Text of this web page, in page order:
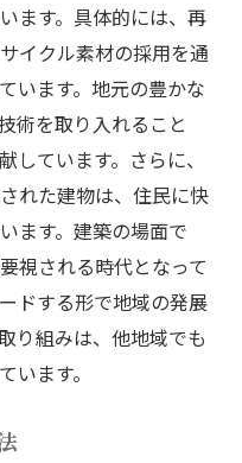
ます。具体的には、再
イクル素材の採用を通
います。地元の豊かな
術を取り入れること
しています。さらに、
れた建物は、住民に快
ます。建築の場面で
視される時代となって
ドする形で地域の発展
り組みは、他地域でも
います。